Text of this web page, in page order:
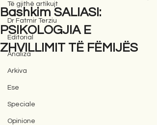
Të gjithë artikujt
Dr Fatmir Terziu
Editorial
Analiza
Arkiva
Ese
Speciale
Opinione
Bashkim SALIASI:
PSIKOLOGJIA E
ZHVILLIMIT TË FËMIJËS